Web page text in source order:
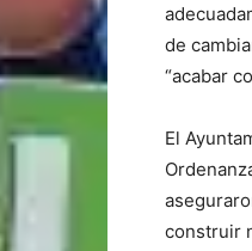
de
“acabar
El
construir